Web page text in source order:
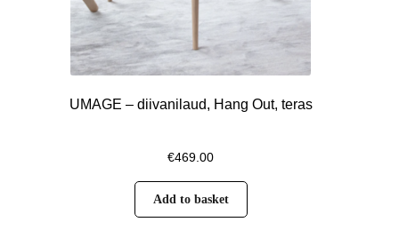
UMAGE – diivanilaud, Hang Out, teras
€469.00
Add to basket